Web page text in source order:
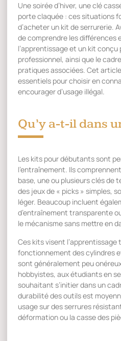
Une soirée d’hiver, une clé
porte claquée : ces situations
d’acheter un kit de serrurerie.
de comprendre les différences
l’apprentissage et un kit conçu
professionnel, ainsi que le
pratiques associées. Cet
essentiels pour choisir en
encourager d’usage illégal.
Qu’y a-t-il dans
Les kits pour débutants sont
l’entraînement. Ils
base, une ou plusieurs clés de
des jeux de « picks » simples,
léger. Beaucoup incluent
d’entraînement transparente
le mécanisme sans mettre en
Ces kits visent l’apprentissage
fonctionnement des cylindres
sont généralement peu
hobbyistes, aux étudiants en
souhaitant s’initier dans un
durabilité des outils est
usage sur des serrures
déformation ou la casse des